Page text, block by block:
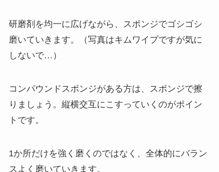
研磨剤を均一に広げながら、スポンジでゴシゴシ
磨いていきます。（写真はキムワイプですが気に
しないで…）
コンパウンドスポンジがある方は、スポンジで擦
りましょう。縦横交互にこすっていくのがポイン
トです。
1か所だけを強く磨くのではなく、全体的にバラン
スよく磨いていきます。